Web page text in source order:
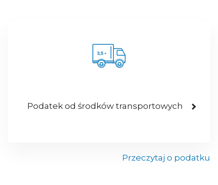
Podatek od środków transportowych
Przeczytaj o podatku